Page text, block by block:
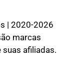
| 2020-2026
marcas
afiliadas.